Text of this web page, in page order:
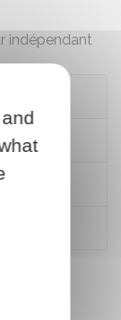
indépendant